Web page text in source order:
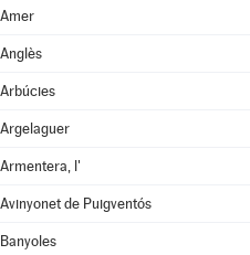
Amer
Anglès
Arbúcies
Argelaguer
Armentera, l'
Avinyonet de Puigventós
Banyoles